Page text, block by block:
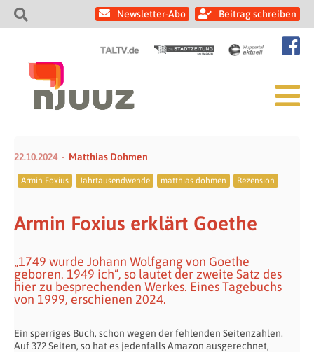
Newsletter-Abo Beitrag schreiben
22.10.2024 Matthias Dohmen
Armin Foxius Jahrtausendwende matthias dohmen Rezension
Armin Foxius erklärt Goethe
„1749 wurde Johann Wolfgang von Goethe
geboren. 1949 ich“, so lautet der zweite Satz des
hier zu besprechenden Werkes. Eines Tagebuchs
von 1999, erschienen 2024.
Ein sperriges Buch, schon wegen der fehlenden Seitenzahlen.
Auf 372 Seiten, so hat es jedenfalls Amazon ausgerechnet,